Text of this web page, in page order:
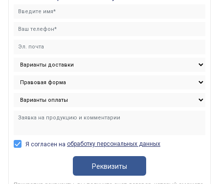
Я согласен на обработку персональных данных
Реквизиты